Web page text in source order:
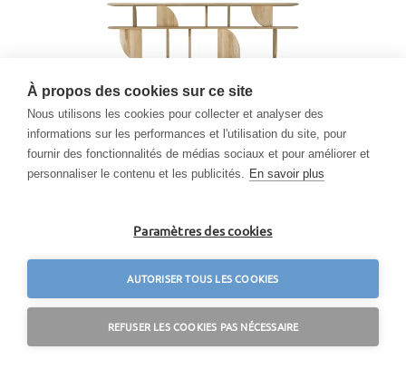
À propos des cookies sur ce site
Nous utilisons les cookies pour collecter et analyser des
informations sur les performances et l'utilisation du site, pour
fournir des fonctionnalités de médias sociaux et pour améliorer et
personnaliser le contenu et les publicités. En savoir plus
Paramètres des cookies
AUTORISER TOUS LES COOKIES
REFUSER LES COOKIES PAS NÉCESSAIRE